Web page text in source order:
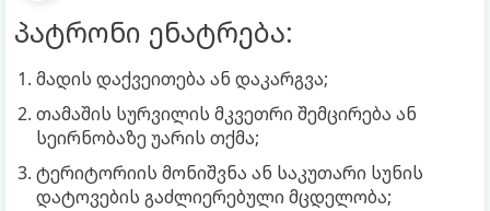
პატრონი ენატრება:
მადის დაქვეითება ან დაკარგვა;
თამაშის სურვილის მკვეთრი შემცირება ან
სეირნობაზე უარის თქმა;
ტერიტორიის მონიშვნა ან საკუთარი სუნის
დატოვების გაძლიერებული მცდელობა;